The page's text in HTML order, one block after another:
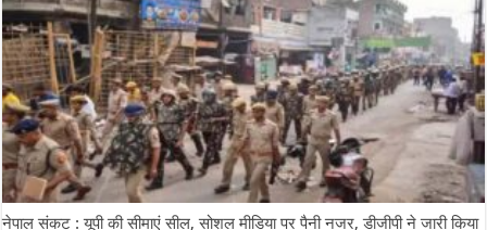
नेपाल संकट : यूपी की सीमाएं सील, सोशल मीडिया पर पैनी नजर, डीजीपी ने जारी किया